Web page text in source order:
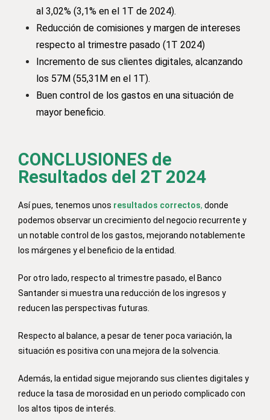
al 3,02% (3,1% en el 1T de 2024).
Reducción de comisiones y margen de intereses
respecto al trimestre pasado (1T 2024)
Incremento de sus clientes digitales, alcanzando
los 57M (55,31M en el 1T).
Buen control de los gastos en una situación de
mayor beneficio.
CONCLUSIONES de
Resultados del 2T 2024
Así pues, tenemos unos resultados correctos, donde
podemos observar un crecimiento del negocio recurrente y
un notable control de los gastos, mejorando notablemente
los márgenes y el beneficio de la entidad.
Por otro lado, respecto al trimestre pasado, el Banco
Santander si muestra una reducción de los ingresos y
reducen las perspectivas futuras.
Respecto al balance, a pesar de tener poca variación, la
situación es positiva con una mejora de la solvencia.
Además, la entidad sigue mejorando sus clientes digitales y
reduce la tasa de morosidad en un periodo complicado con
los altos tipos de interés.